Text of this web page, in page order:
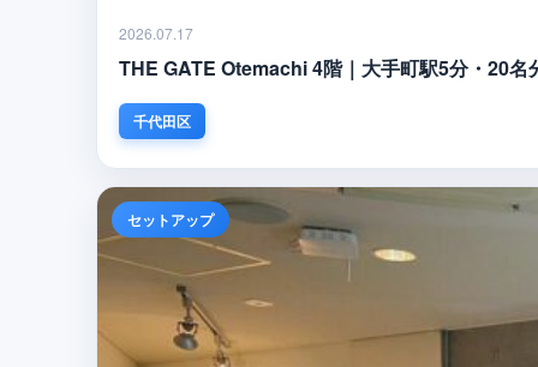
2026.07.17
THE GATE Otemachi 4階｜大手町駅5分・20
千代田区
セットアップ